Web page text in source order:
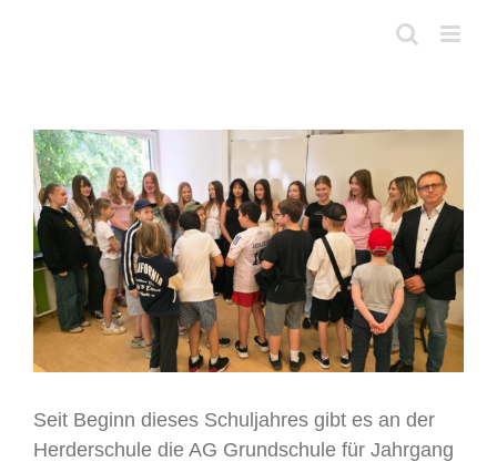
View
Larger
Image
Seit Beginn dieses Schuljahres gibt es an der
Herderschule die AG Grundschule für Jahrgang